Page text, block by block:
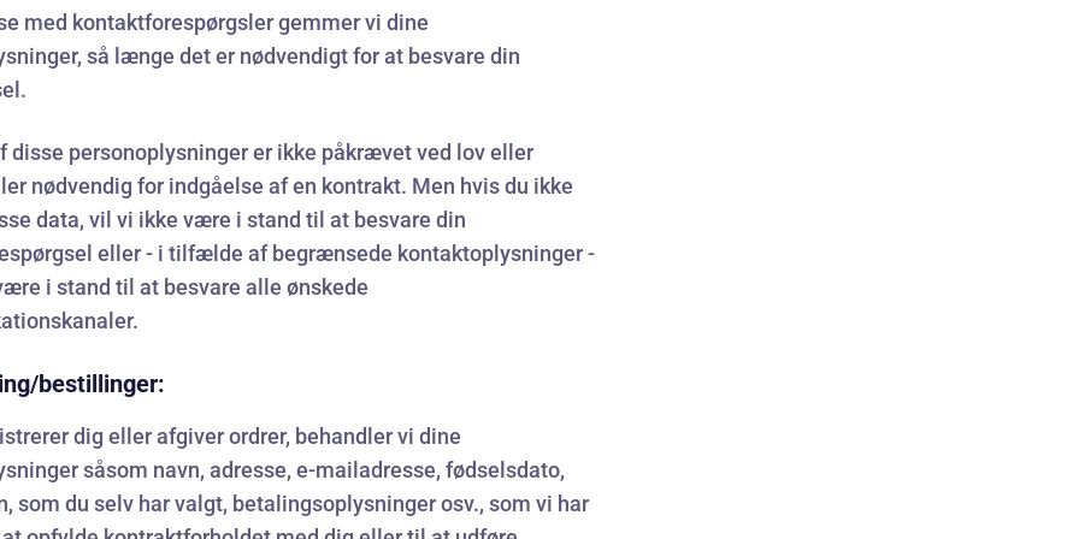
med kontaktforespørgsler gemmer vi dine
så længe det er nødvendigt for at besvare din
disse personoplysninger er ikke påkrævet ved lov eller
nødvendig for indgåelse af en kontrakt. Men hvis du ikke
data, vil vi ikke være i stand til at besvare din
eller - i tilfælde af begrænsede kontaktoplysninger -
i stand til at besvare alle ønskede
bestillinger:
dig eller afgiver ordrer, behandler vi dine
såsom navn, adresse, e-mailadresse, fødselsdato,
som du selv har valgt, betalingsoplysninger osv., som vi har